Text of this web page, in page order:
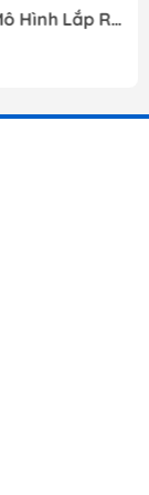
[Có Sẵn] Mô Hình Lắp Ráp 1/60 Barbatos Logar Wolf Remains Meavy Industries